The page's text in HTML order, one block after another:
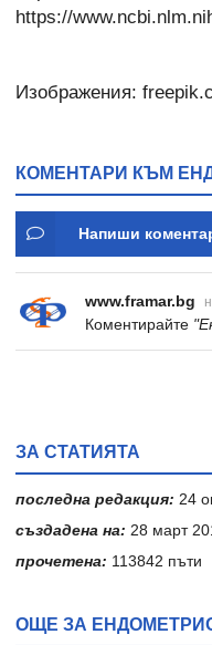
https://
Изображения:
КОМЕНТАРИ КЪМ
Напиши
www.framar.bg
Коментирайте
ЗА СТАТИЯТА
последна редакция: 24
създадена на: 28 март
прочетена: 113842 пъти
ОЩЕ ЗА